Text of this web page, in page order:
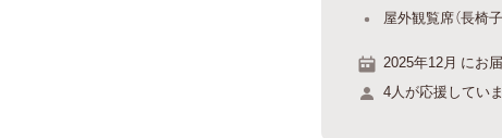
屋外観覧席（長椅
2025年12月 にお
4人が応援していま